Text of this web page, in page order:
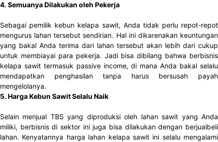
4. Semuanya Dilakukan oleh Pekerja
Sebagai pemilik kebun kelapa sawit, Anda tidak perlu repot-repot
mengurus lahan tersebut sendirian. Hal ini dikarenakan keuntungan
yang bakal Anda terima dari lahan tersebut akan lebih dari cukup
untuk membiayai para pekerja. Jadi bisa dibilang bahwa berbisnis
kelapa sawit termasuk passive income, di mana Anda bakal selalu
mendapatkan penghasilan tanpa harus bersusah payah
mengelolanya.
5. Harga Kebun Sawit Selalu Naik
Selain menjual TBS yang diproduksi oleh lahan sawit yang Anda
miliki, berbisnis di sektor ini juga bisa dilakukan dengan berjualbeli
lahan. Kenyatannya harga lahan kelapa sawit ini selalu mengalami